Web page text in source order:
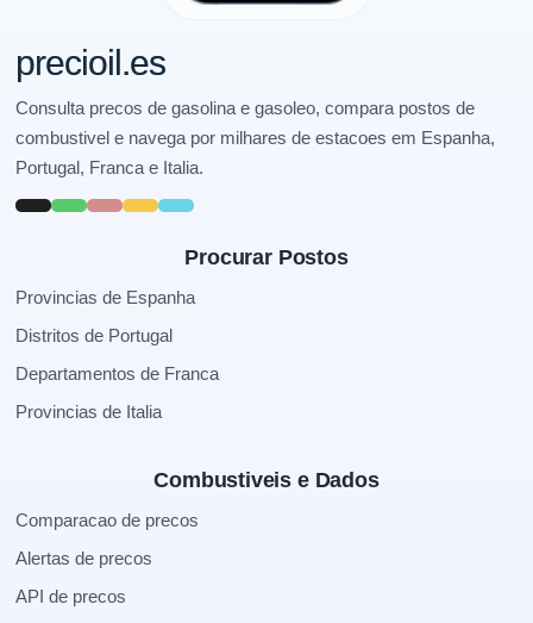
precioil.es
Consulta precos de gasolina e gasoleo, compara postos de
combustivel e navega por milhares de estacoes em Espanha,
Portugal, Franca e Italia.
Procurar Postos
Provincias de Espanha
Distritos de Portugal
Departamentos de Franca
Provincias de Italia
Combustiveis e Dados
Comparacao de precos
Alertas de precos
API de precos